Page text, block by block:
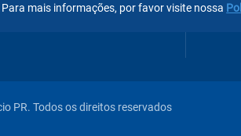
PR. Todos os direitos reservados
mais informações, por favor visite nossa